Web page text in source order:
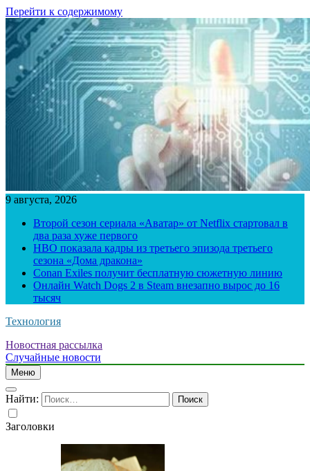
Перейти к содержимому
9 августа, 2026
Второй сезон сериала «Аватар» от Netflix стартовал в
два раза хуже первого
HBO показала кадры из третьего эпизода третьего
сезона «Дома дракона»
Conan Exiles получит бесплатную сюжетную линию
Онлайн Watch Dogs 2 в Steam внезапно вырос до 16
тысяч
Технология
Новостная рассылка
Случайные новости
Меню
Найти:
Заголовки